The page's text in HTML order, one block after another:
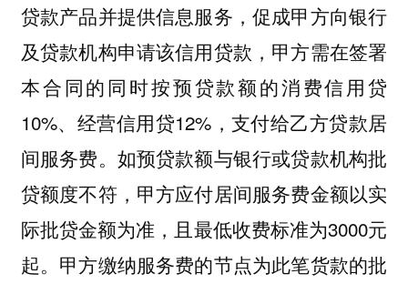
贷款产品并提供信息服务，促成甲方向银行
及贷款机构申请该信用贷款，甲方需在签署
本合同的同时按预贷款额的消费信用贷
10%、经营信用贷12%，支付给乙方贷款居
间服务费。如预贷款额与银行或贷款机构批
贷额度不符，甲方应付居间服务费金额以实
际批贷金额为准，且最低收费标准为3000元
起。甲方缴纳服务费的节点为此笔货款的批